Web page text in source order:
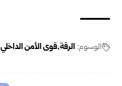
الوسوم: الرقة قوى الأمن الداخلي